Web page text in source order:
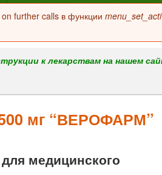
further calls в функции
к лекарствам на нашем
мг “ВЕРОФАРМ”
медицинского